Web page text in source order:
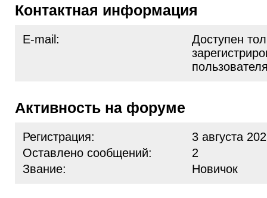
Контактная информация
E-mail:
Доступен
Активность на форуме
Регистрация:
3 августа
Оставлено сообщений:
2
Звание:
Новичок